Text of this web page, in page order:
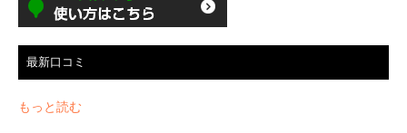
最新口コミ
もっと読む